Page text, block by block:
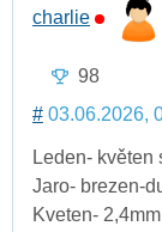
charlie
98
# 03.06.2026,
Leden- květen
Jaro- brezen-
Kveten- 2,4mm